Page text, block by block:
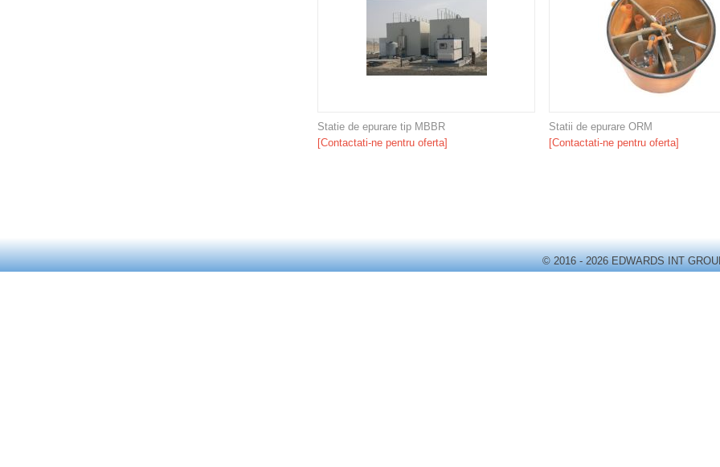
Statie de epurare tip MBBR
[Contactati-ne pentru oferta]
Statii de epurare ORM
[Contactati-ne pentru oferta]
© 2016 - 2026 EDWARDS INT